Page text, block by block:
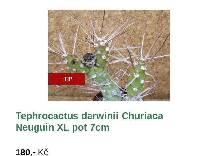
TIP
Tephrocactus darwinii Churiaca
Neuguin XL pot 7cm
180,- Kč